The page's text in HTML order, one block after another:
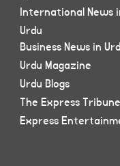
International News
Urdu
Business News in
Urdu Magazine
Urdu Blogs
The Express Tribune
Express